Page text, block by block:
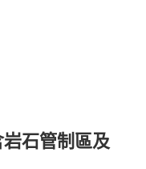
石管制區及